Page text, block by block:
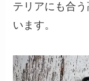
テリアにも合
います。